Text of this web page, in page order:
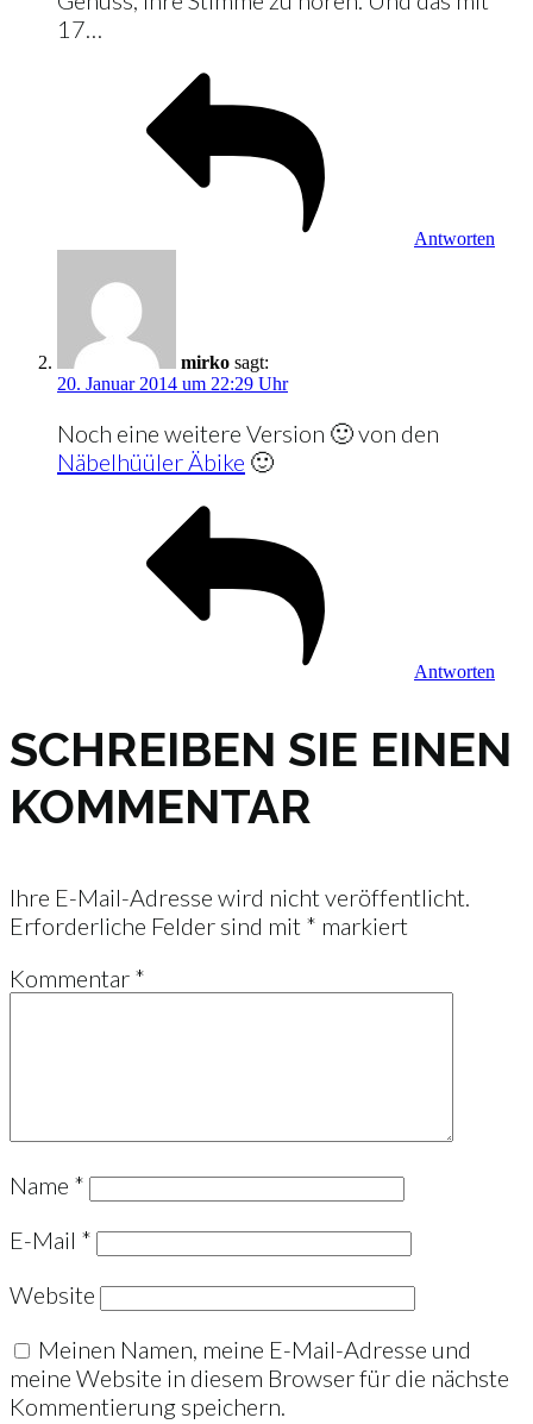
17…
Antworten
mirko sagt:
20. Januar 2014 um 22:29 Uhr
Noch eine weitere Version 🙂 von den
Näbelhüüler Äbike 🙂
Antworten
SCHREIBEN SIE EINEN
KOMMENTAR
Ihre E-Mail-Adresse wird nicht veröffentlicht.
Erforderliche Felder sind mit * markiert
Kommentar *
Name *
E-Mail *
Website
Meinen Namen, meine E-Mail-Adresse und
meine Website in diesem Browser für die nächste
Kommentierung speichern.